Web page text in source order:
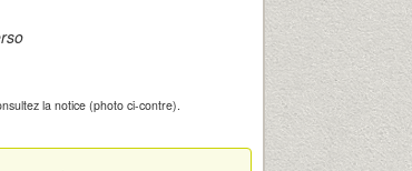
la notice (photo ci-contre).